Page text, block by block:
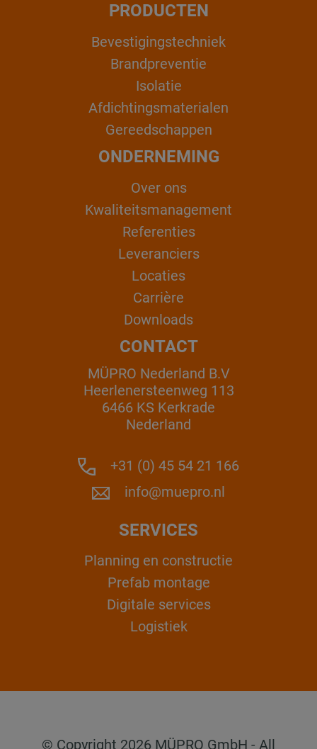
PRODUCTEN
Bevestigingstechniek
Brandpreventie
Isolatie
Afdichtingsmaterialen
Gereedschappen
ONDERNEMING
Over ons
Kwaliteitsmanagement
Referenties
Leveranciers
Locaties
Carrière
Downloads
CONTACT
MÜPRO Nederland B.V
Heerlenersteenweg 113
6466 KS Kerkrade
Nederland
+31 (0) 45 54 21 166
info@muepro.nl
SERVICES
Planning en constructie
Prefab montage
Digitale services
Logistiek
© Copyright 2026 MÜPRO GmbH - All